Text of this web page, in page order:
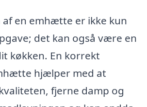
en emhætte er ikke kun
det kan også være en
køkken. En korrekt
hjælper med at
fjerne damp og